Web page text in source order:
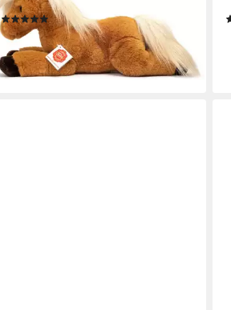
Kuscheltier Pferd liegend, 34 cm
(8)
29,36 €
lieferbar - in 2-3 Werktagen bei dir